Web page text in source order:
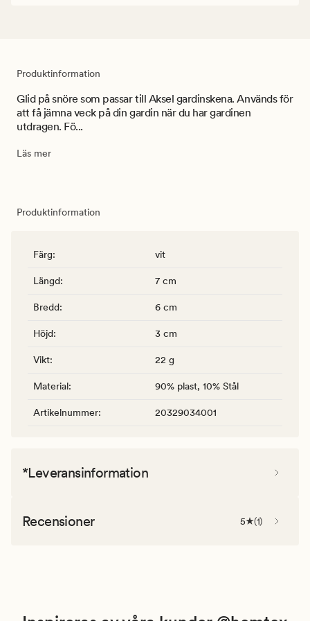
Produktinformation
Glid på snöre som passar till Aksel gardinskena. Används för
att få jämna veck på din gardin när du har gardinen
utdragen. Fö...
Läs mer
Produktinformation
Färg: vit
Längd: 7 cm
Bredd: 6 cm
Höjd: 3 cm
Vikt: 22 g
Material: 90% plast, 10% Stål
Artikelnummer: 20329034001
*Leveransinformation
Recensioner 5 (1)